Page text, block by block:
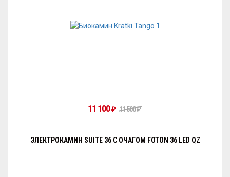
11 100₽ 11 500₽
ЭЛЕКТРОКАМИН SUITE 36 С ОЧАГОМ FOTON 36 LED QZ